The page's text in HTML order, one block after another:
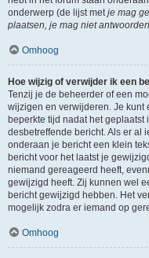
onderwerp (de lijst metje mag
plaatsen, je mag niet
Omhoog
Hoe wijzig of verwijder ik een
Tenzij je de beheerder of een
wijzigen en verwijderen. Je kunt
beperkte tijd nadat het geplaatst
desbetreffende bericht. Als er al
onderaan je bericht een klein
bericht voor het laatst je
niemand gereageerd heeft,
gewijzigd heeft. Zij kunnen wel
bericht gewijzigd hebben. Het
mogelijk zodra er iemand op
Omhoog